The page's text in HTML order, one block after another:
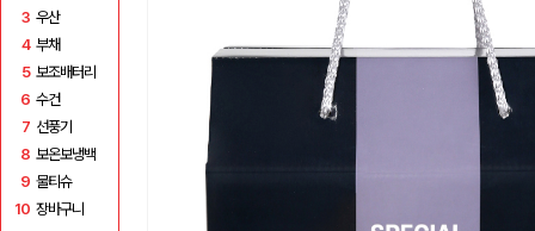
3 우산
4 부채
5 보조배터리
6 수건
7 선풍기
8 보온보냉백
9 물티슈
10 장바구니